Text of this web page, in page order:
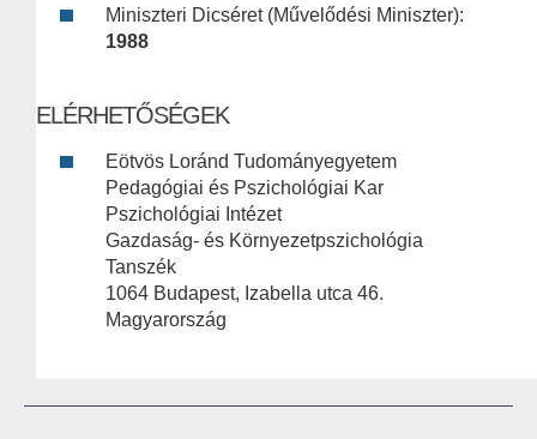
Miniszteri Dicséret (Művelődési Miniszter):
1988
ELÉRHETŐSÉGEK
Eötvös Loránd Tudományegyetem
Pedagógiai és Pszichológiai Kar
Pszichológiai Intézet
Gazdaság- és Környezetpszichológia
Tanszék
1064 Budapest, Izabella utca 46.
Magyarország